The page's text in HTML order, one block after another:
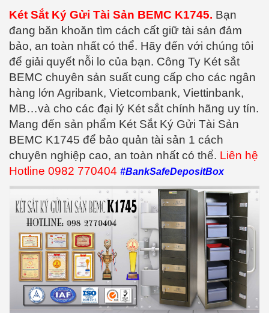
Két Sắt Ký Gửi Tài Sản BEMC K1745. Bạn
đang băn khoăn tìm cách cất giữ tài sản đảm
bảo, an toàn nhất có thể. Hãy đến với chúng tôi
để giải quyết nỗi lo của bạn. Công Ty Két sắt
BEMC chuyên sản suất cung cấp cho các ngân
hàng lớn Agribank, Vietcombank, Viettinbank,
MB…và cho các đại lý Két sắt chính hãng uy tín.
Mang đến sản phẩm Két Sắt Ký Gửi Tài Sản
BEMC K1745 để bảo quản tài sản 1 cách
chuyên nghiệp cao, an toàn nhất có thể. Liên hệ
Hotline 0982 770404 #BankSafeDepositBox